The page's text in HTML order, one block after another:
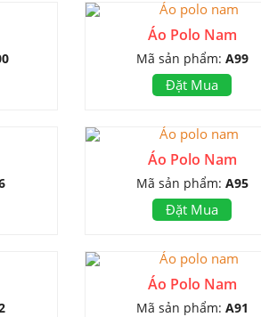
Áo Polo Nam
Mã sản phẩm: A99
Đặt Mua
Áo Polo Nam
Mã sản phẩm: A95
Đặt Mua
Áo Polo Nam
Mã sản phẩm: A91